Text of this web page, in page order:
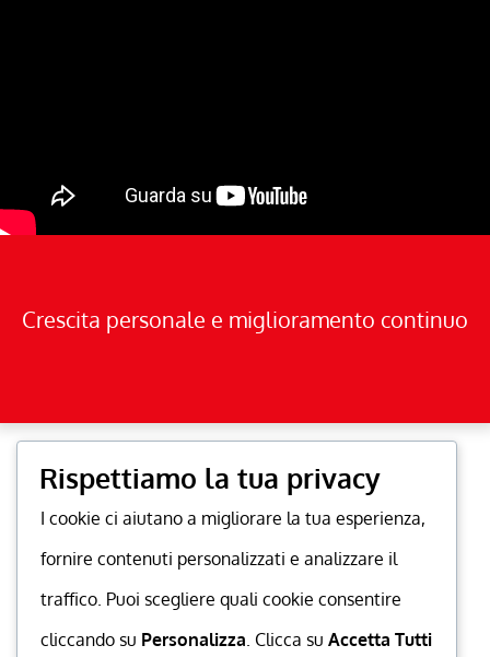
Crescita personale e miglioramento continuo
Rispettiamo la tua privacy
I cookie ci aiutano a migliorare la tua esperienza,
fornire contenuti personalizzati e analizzare il
traffico. Puoi scegliere quali cookie consentire
cliccando su Personalizza. Clicca su Accetta Tutti